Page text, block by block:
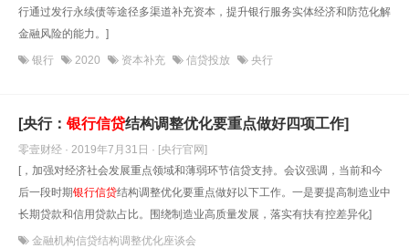
行通过发行永续债等途径多渠道补充资本，提升银行服务实体经济和防范化解
金融风险的能力。]
银行 2020 资本补充 信贷投放 央行
[央行：银行信贷结构调整优化要重点做好四项工作]
零壹财经 · 2019年7月31日 · [央行官网]
[，加强对经济社会发展重点领域和薄弱环节信贷支持。会议强调，当前和今
后一段时期银行信贷结构调整优化要重点做好以下工作。一是要提高制造业中
长期贷款和信用贷款占比。围绕制造业高质量发展，落实有扶有控差异化]
金融机构信贷结构调整优化座谈会